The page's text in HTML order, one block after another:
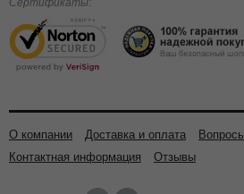
Сертификаты:
О компании Доставка и оплата
Контактная информация
Отзывы